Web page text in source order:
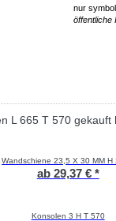
nur
öffentliche
L 665 T 570 gekauft
Wandschiene 23,5 X 30 MM H
ab 29,37 € *
Konsolen 3 H T 570